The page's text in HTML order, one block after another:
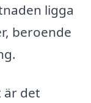
ligga
beroende
är det